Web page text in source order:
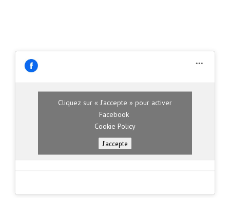
Cliquez sur « J’accepte » pour activer
Facebook
Cookie Policy
J’accepte